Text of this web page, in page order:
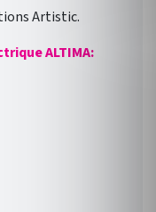
Artistic.
ALTIMA: